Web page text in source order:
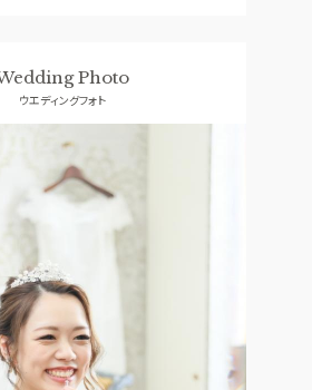
Photo
ウエディングフォト